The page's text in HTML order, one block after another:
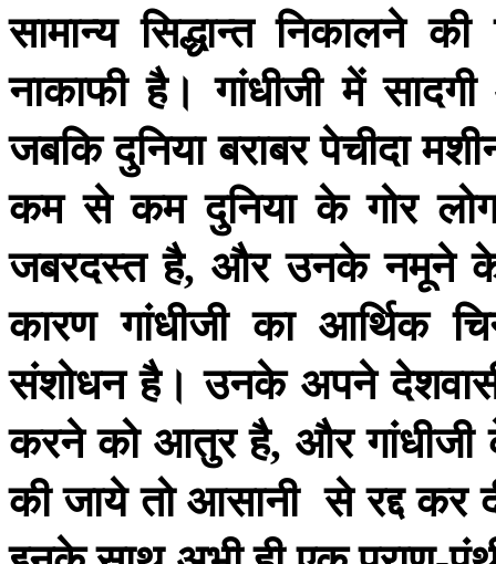
सामान्य सिद्धान्त निकालने की
नाकाफी है। गांधीजी में सादगी
जबकि दुनिया बराबर पेचीदा
कम से कम दुनिया के गोर
जबरदस्त है,और उनके नमूने
कारण गांधीजी का आर्थिक
संशोधन है। उनके अपने
करने को आतुर है, और गांधीजी
की जाये तो आसानी से रद्द कर